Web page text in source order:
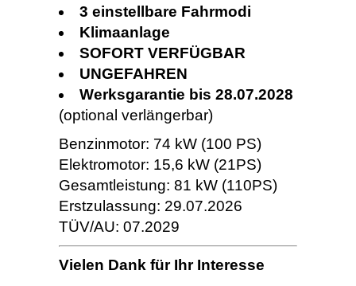
3 einstellbare Fahrmodi
Klimaanlage
SOFORT VERFÜGBAR
UNGEFAHREN
Werksgarantie bis 28.07.2028
(optional verlängerbar)
Benzinmotor: 74 kW (100 PS)
Elektromotor: 15,6 kW (21PS)
Gesamtleistung: 81 kW (110PS)
Erstzulassung: 29.07.2026
TÜV/AU: 07.2029
Vielen Dank für Ihr Interesse